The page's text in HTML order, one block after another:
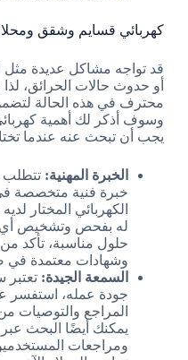
كهربائي قسايم وشقق
قد تواجه مشاكل عديدة مثل
أو حدوث حالات الحرائق،
محترف في هذه الحالة
وسوف أذكر لك أهمية
يجب أن تبحث عنه عندما
الخبرة المهنية: تتطلب
خبرة فنية متخصصة
الكهربائي المختار
له بفحص وتشخيص أي
حلول مناسبة، تأكد
وشهادات معتمدة في
السمعة الجيدة: تعتبر
جودة عمله، استفسر
المراجع والتوصيات
يمكنك أيضًا البحث عبر
ومراجعات